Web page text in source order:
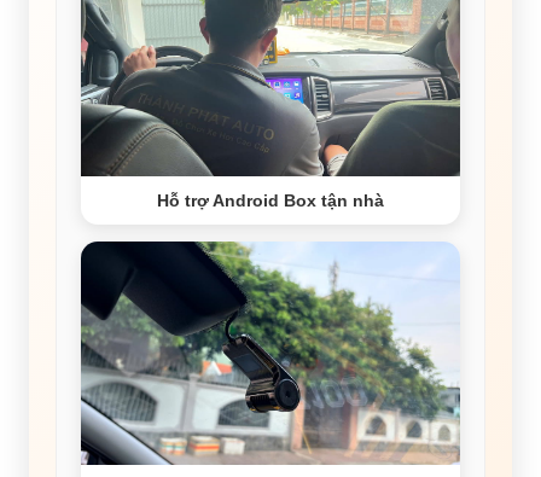
Hỗ trợ Android Box tận nhà